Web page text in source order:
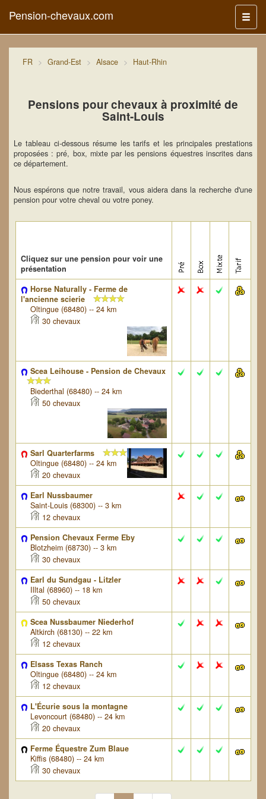
Menu
Pension-chevaux.com
FR Grand-Est Alsace Haut-Rhin
Pensions pour chevaux à proximité de
Saint-Louis
Le tableau ci-dessous résume les tarifs et les principales prestations
proposées : pré, box, mixte par les pensions équestres inscrites dans
ce département.
Nous espérons que notre travail, vous aidera dans la recherche d'une
pension pour votre cheval ou votre poney.
Cliquez sur une pension pour voir une
présentation
Horse Naturally - Ferme de
l'ancienne scierie
Oltingue (68480) -- 24 km
30 chevaux
Scea Leihouse - Pension de Chevaux
Biederthal (68480) -- 24 km
50 chevaux
Sarl Quarterfarms
Oltingue (68480) -- 24 km
20 chevaux
Earl Nussbaumer
Saint-Louis (68300) -- 3 km
12 chevaux
Pension Chevaux Ferme Eby
Blotzheim (68730) -- 3 km
30 chevaux
Earl du Sundgau - Litzler
Illtal (68960) -- 18 km
50 chevaux
Scea Nussbaumer Niederhof
Altkirch (68130) -- 22 km
12 chevaux
Elsass Texas Ranch
Oltingue (68480) -- 24 km
12 chevaux
L'Écurie sous la montagne
Levoncourt (68480) -- 24 km
20 chevaux
Ferme Équestre Zum Blaue
Kiffis (68480) -- 24 km
30 chevaux